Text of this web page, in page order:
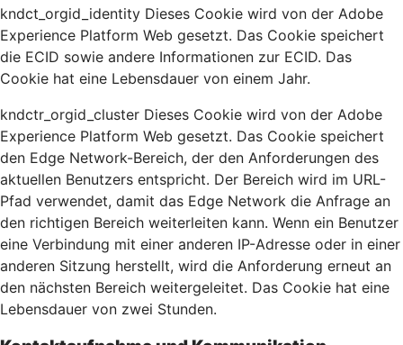
kndct_orgid_identity Dieses Cookie wird von der Adobe
Experience Platform Web gesetzt. Das Cookie speichert
die ECID sowie andere Informationen zur ECID. Das
Cookie hat eine Lebensdauer von einem Jahr.
kndctr_orgid_cluster Dieses Cookie wird von der Adobe
Experience Platform Web gesetzt. Das Cookie speichert
den Edge Network-Bereich, der den Anforderungen des
aktuellen Benutzers entspricht. Der Bereich wird im URL-
Pfad verwendet, damit das Edge Network die Anfrage an
den richtigen Bereich weiterleiten kann. Wenn ein Benutzer
eine Verbindung mit einer anderen IP-Adresse oder in einer
anderen Sitzung herstellt, wird die Anforderung erneut an
den nächsten Bereich weitergeleitet. Das Cookie hat eine
Lebensdauer von zwei Stunden.